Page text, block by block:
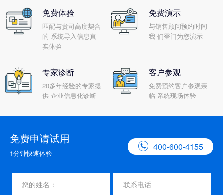
免费体验
匹配与贵司高度契合
的 系统导入信息真
实体验
免费演示
与销售顾问预约时间
我 们登门为您演示
专家诊断
20多年经验的专家提
供 企业信息化诊断
客户参观
免费预约客户参观亲
临 系统现场体验
免费申请试用
1分钟快速体验
 400-600-4155